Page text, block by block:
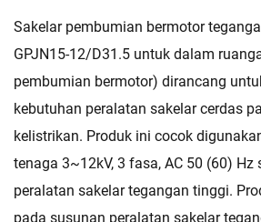
Sakelar pembumian bermotor
GPJN15-12/D31.5 untuk dalam
pembumian bermotor) dirancang
kebutuhan peralatan sakelar cerdas
kelistrikan. Produk ini cocok
tenaga 3~12kV, 3 fasa, AC 50 (60) Hz
peralatan sakelar tegangan tinggi.
pada susunan peralatan sakelar